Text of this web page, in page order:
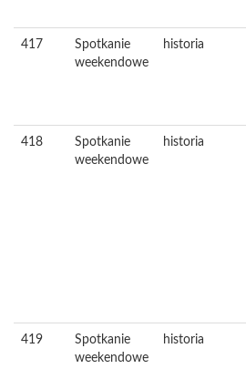
417
Spotkanie
weekendowe
historia
418
Spotkanie
weekendowe
historia
419
Spotkanie
weekendowe
historia